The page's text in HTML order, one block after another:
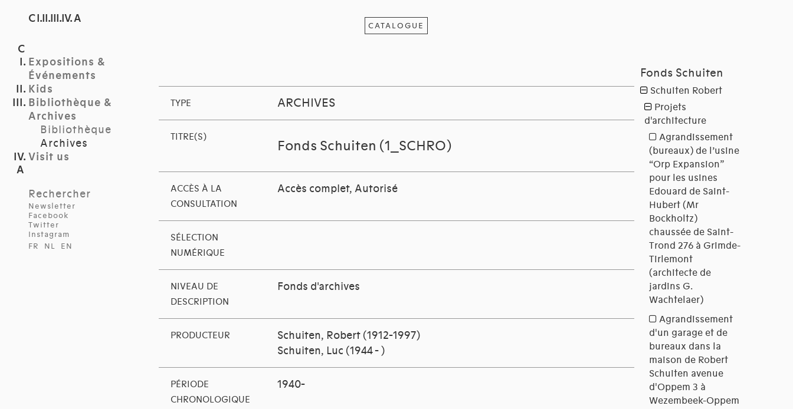
C I.II.III.IV. A
Expositions &
Événements
Kids
Bibliothèque &
Archives
Bibliothèque
Archives
Visit us
Rechercher
Newsletter
Facebook
Twitter
Instagram
FR
NL EN
CATALOGUE
TYPE ARCHIVES
TITRE(S)
Fonds Schuiten (1_SCHRO)
ACCÈS À LA
CONSULTATION
Accès complet, Autorisé
SÉLECTION
NUMÉRIQUE
NIVEAU DE
DESCRIPTION
Fonds d'archives
PRODUCTEUR
Schuiten, Robert (1912-1997)
Schuiten, Luc (1944 - )
PÉRIODE
CHRONOLOGIQUE
1940-